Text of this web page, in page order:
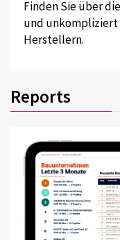
Finden Sie über
und unkompliziert
Herstellern.
Reports